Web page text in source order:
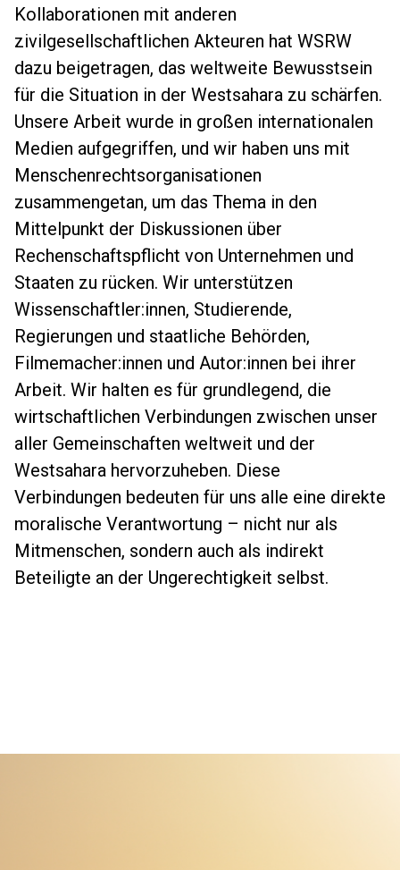
Kollaborationen mit anderen
zivilgesellschaftlichen Akteuren hat WSRW
dazu beigetragen, das weltweite Bewusstsein
für die Situation in der Westsahara zu schärfen.
Unsere Arbeit wurde in großen internationalen
Medien aufgegriffen, und wir haben uns mit
Menschenrechtsorganisationen
zusammengetan, um das Thema in den
Mittelpunkt der Diskussionen über
Rechenschaftspflicht von Unternehmen und
Staaten zu rücken. Wir unterstützen
Wissenschaftler:innen, Studierende,
Regierungen und staatliche Behörden,
Filmemacher:innen und Autor:innen bei ihrer
Arbeit. Wir halten es für grundlegend, die
wirtschaftlichen Verbindungen zwischen unser
aller Gemeinschaften weltweit und der
Westsahara hervorzuheben. Diese
Verbindungen bedeuten für uns alle eine direkte
moralische Verantwortung – nicht nur als
Mitmenschen, sondern auch als indirekt
Beteiligte an der Ungerechtigkeit selbst.